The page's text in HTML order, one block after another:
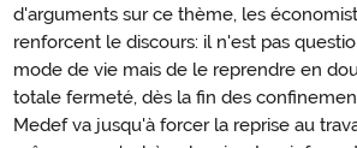
d'arguments sur ce thème, les
renforcent le discours: il n'est pas
mode de vie mais de le reprendre en
totale fermeté, dès la fin des
Medef va jusqu'à forcer la reprise au